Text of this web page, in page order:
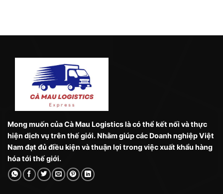
Mong muốn của Cà Mau Logistics là có thể kết nối và thực
hiện dịch vụ trên thế giới. Nhằm giúp các Doanh nghiệp Việt
Nam đạt đủ điều kiện và thuận lợi trong việc xuất khẩu hàng
hóa tới thế giới.